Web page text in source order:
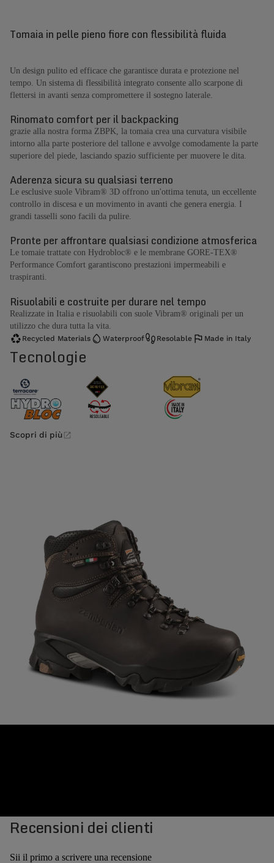
Tomaia in pelle pieno fiore con flessibilità fluida
Un design pulito ed efficace che garantisce durata e protezione nel
tempo. Un sistema di flessibilità integrato consente allo scarpone di
flettersi in avanti senza compromettere il sostegno laterale.
Rinomato comfort per il backpacking
grazie alla nostra forma ZBPK, la tomaia crea una curvatura visibile
intorno alla parte posteriore del tallone e avvolge comodamente la parte
superiore del piede, lasciando spazio sufficiente per muovere le dita.
Aderenza sicura su qualsiasi terreno
Le esclusive suole Vibram® 3D offrono un'ottima tenuta, un eccellente
controllo in discesa e un movimento in avanti che genera energia. I
grandi tasselli sono facili da pulire.
Pronte per affrontare qualsiasi condizione atmosferica
Le tomaie trattate con Hydrobloc® e le membrane GORE-TEX®
Performance Comfort garantiscono prestazioni impermeabili e
traspiranti.
Risuolabili e costruite per durare nel tempo
Realizzate in Italia e risuolabili con suole Vibram® originali per un
utilizzo che dura tutta la vita.
Recycled Materials Waterproof Resolable Made in Italy
Tecnologie
Scopri di più
Recensioni dei clienti
Sii il primo a scrivere una recensione